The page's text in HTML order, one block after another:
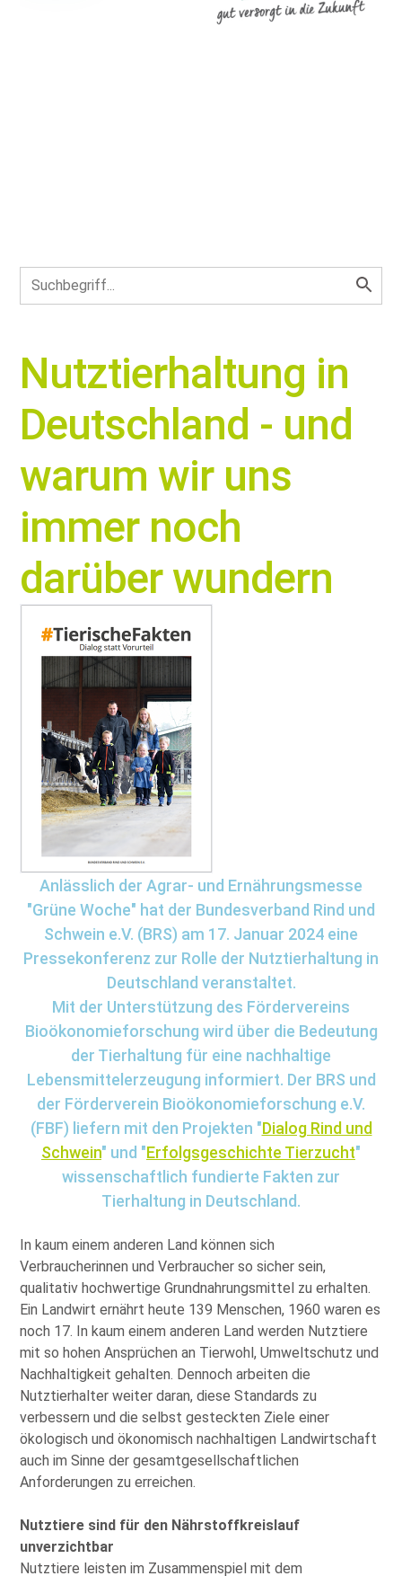
Nutztierhaltung in
Deutschland - und
warum wir uns
immer noch
darüber wundern
Anlässlich der Agrar- und Ernährungsmesse
Grüne Woche
hat der Bundesverband Rind und
Schwein e.V. (BRS) am 17. Januar 2024 eine
Pressekonferenz zur Rolle der Nutztierhaltung in
Deutschland veranstaltet.
Mit der Unterstützung des Fördervereins
Bioökonomieforschung wird über die Bedeutung
der Tierhaltung für eine nachhaltige
Lebensmittelerzeugung informiert. Der BRS und
der Förderverein Bioökonomieforschung e.V.
(FBF) liefern mit den Projekten Dialog Rind und
Schwein und
Erfolgsgeschichte Tierzucht
wissenschaftlich fundierte Fakten zur
Tierhaltung in Deutschland.
In kaum einem anderen Land können sich
Verbraucherinnen und Verbraucher so sicher sein,
qualitativ hochwertige Grundnahrungsmittel zu erhalten.
Ein Landwirt ernährt heute 139 Menschen, 1960 waren es
noch 17. In kaum einem anderen Land werden Nutztiere
mit so hohen Ansprüchen an Tierwohl, Umweltschutz und
Nachhaltigkeit gehalten. Dennoch arbeiten die
Nutztierhalter weiter daran, diese Standards zu
verbessern und die selbst gesteckten Ziele einer
ökologisch und ökonomisch nachhaltigen Landwirtschaft
auch im Sinne der gesamtgesellschaftlichen
Anforderungen zu erreichen.
Nutztiere sind für den Nährstoffkreislauf
unverzichtbar
Nutztiere leisten im Zusammenspiel mit dem